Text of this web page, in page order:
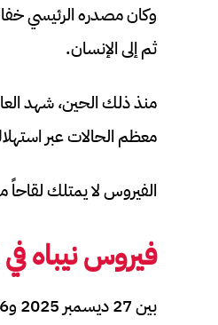
ثم إلى الإنسان.
منذ ذلك الحين، شهد
معظم الحالات عبر
الفيروس لا يمتلك لقاحاً
فيروس نيباه